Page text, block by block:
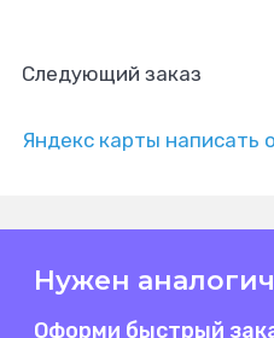
Следующий заказ
Яндекс карты написать
Нужен
Оформи быстрый